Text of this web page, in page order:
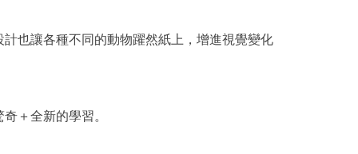
也讓各種不同的動物躍然紙上，增進視覺變化
＋全新的學習。